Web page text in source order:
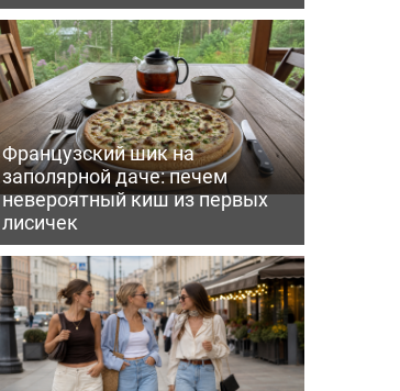
Французский шик на
заполярной даче: печем
невероятный киш из первых
лисичек